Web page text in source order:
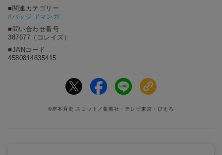
■関連カテゴリー
#バッジ #マンガ
■問い合わせ番号
387677（コレイズ）
■JANコード
4580814635415
©岸本斉史 スコット／集英社・テレビ東京・ぴえろ